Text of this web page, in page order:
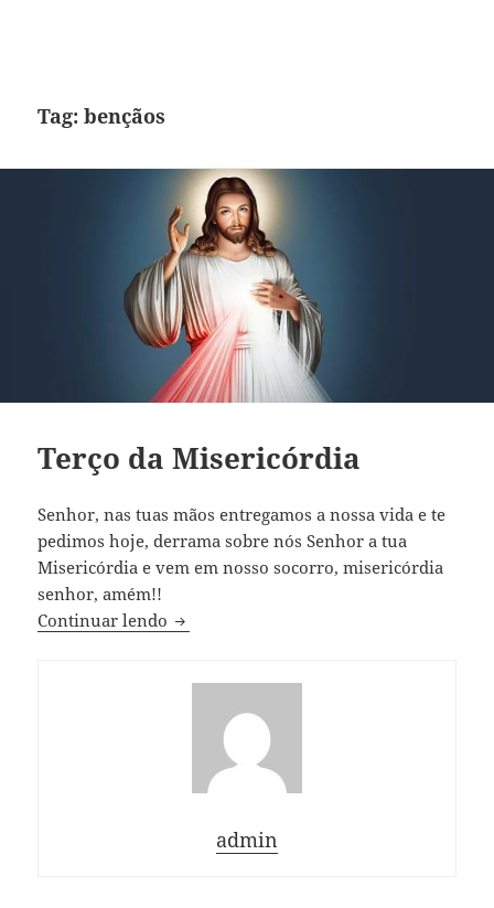
Tag:bençãos
Terço da Misericórdia
Senhor, nas tuas mãos entregamos a nossa vida e te
pedimos hoje, derrama sobre nós Senhor a tua
Misericórdia e vem em nosso socorro, misericórdia
senhor, amém!!
Continuar lendo Terço da Misericórdia
admin